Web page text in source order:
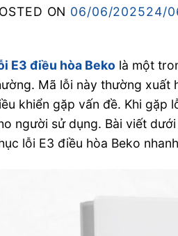
ON 06/06/202524/
E3 điều hòa Beko là một
Mã lỗi này thường xuất
khiển gặp vấn đề. Khi gặp
người sử dụng. Bài viết
lỗi E3 điều hòa Beko